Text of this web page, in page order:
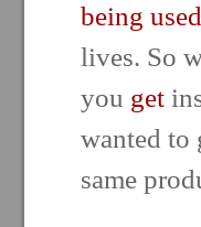
being used
lives. So
you get
wanted to
same